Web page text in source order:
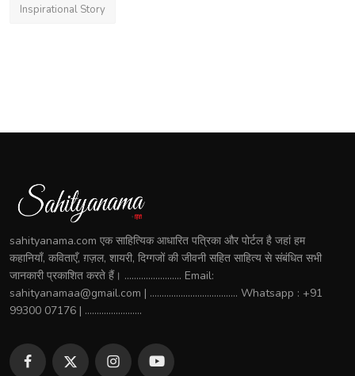
Inspirational Story
sahityanama.com एक साहित्यिक आधारित पत्रिका और पोर्टल है जहां हम
कहानियाँ, कविताएँ, ग़ज़ल, शायरी, दिग्गजों की जीवनी सहित साहित्य से संबंधित सभी
जानकारी प्रकाशित करते हैं। ........................ Email:
sahityanamaa@gmail.com | ..................................... Whatsapp : +91
99300 07176 | ........................